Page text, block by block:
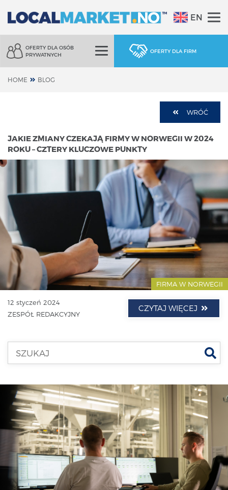
EN
OFERTY DLA OSÓB
PRYWATNYCH
OFERTY DLA FIRM
HOME BLOG
WRÓĆ
JAKIE ZMIANY CZEKAJĄ FIRMY W NORWEGII W 2024
ROKU – CZTERY KLUCZOWE PUNKTY
FIRMA W NORWEGII
12 styczeń 2024
ZESPÓŁ REDAKCYJNY
CZYTAJ WIĘCEJ